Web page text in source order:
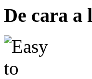
De cara a